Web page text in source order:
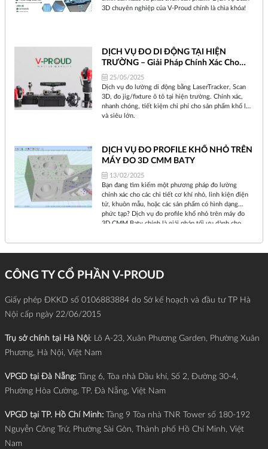
3D chuyên nghiệp của V-Proud chính là chìa khóa!
DỊCH VỤ ĐO DI ĐỘNG TẠI HIỆN
TRƯỜNG – Giải Pháp Chính Xác Cho
Sản Phẩm Khổ Lớn Và Jig/Fixture Ô Tô
25/05/2025
Dịch vụ đo lường di động bằng LaserTracker, Scan
3D, đo jig/fixture ô tô tại hiện trường. Chính xác,
nhanh chóng, tiết kiệm chi phí cho sản phẩm khổ lớn
và siêu lớn.
DỊCH VỤ ĐO PROFILE KHỔ NHỎ TRÊN
MÁY ĐO 3D CMM BATY
13/02/2025
Bạn đang tìm kiếm một phương pháp đo lường
chính xác cho các chi tiết cơ khí nhỏ, linh kiện điện
tử, khuôn mẫu, hoặc các sản phẩm có hình dạng
phức tạp? Dịch vụ đo profile khổ nhỏ trên máy đo
3D CMM Baty chính là giải pháp tối ưu dành cho
xác, nhanh chóng và tiết kiệm này qua bài viết dưới
đây:
CÔNG TY CỔ PHẦN V-PROUD
Giấy phép ĐKKD số 0106883884 do Sở kế hoạch và đầu tư TP Hà
Nội cấp ngày 22/06/2015
Trụ sở chính tại Hà Nội: Lô A-23, Xuân Phương Garden, Phường Xuân
Phương, Hà Nội, Việt Nam
VPGD tại Đà Nẵng: Tầng 6, Tòa nhà Dầu khí, Số 2, Đường 30-4,
Phường Hòa Cường, TP. Đà Nẵng, Việt Nam
VPGD tại TP. Hồ Chí Minh:
Tầng 9 Tòa nhà TNR Tower số 180-192
Nguyễn Công Trứ, Phường Sài Gòn, Thành phố Hồ Chí Minh, Việt
Nam